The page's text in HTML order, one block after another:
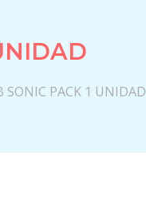
SONIC PACK 1 UNIDAD